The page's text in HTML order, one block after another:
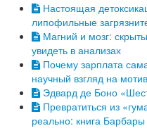
Настоящая
липофильные
Магний и мозг:
увидеть в анализах
Почему зарплата
научный взгляд на
Эдвард де Боно
Превратиться из
реально: книга